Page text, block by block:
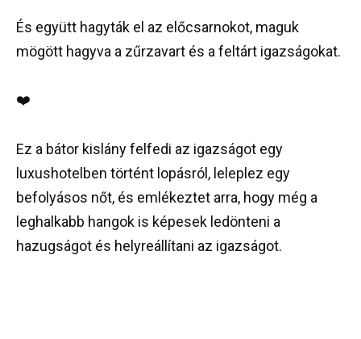
És együtt hagyták el az előcsarnokot, maguk
mögött hagyva a zűrzavart és a feltárt igazságokat.
❤️
Ez a bátor kislány felfedi az igazságot egy
luxushotelben történt lopásról, leleplez egy
befolyásos nőt, és emlékeztet arra, hogy még a
leghalkabb hangok is képesek ledönteni a
hazugságot és helyreállítani az igazságot.